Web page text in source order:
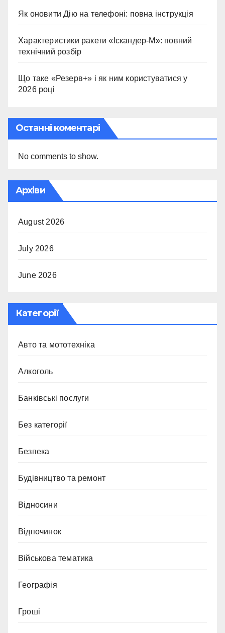
Як оновити Дію на телефоні: повна інструкція
Характеристики ракети «Іскандер-М»: повний
технічний розбір
Що таке «Резерв+» і як ним користуватися у
2026 році
Останні коментарі
No comments to show.
Архіви
August 2026
July 2026
June 2026
Категорії
Авто та мототехніка
Алкоголь
Банківські послуги
Без категорії
Безпека
Будівництво та ремонт
Відносини
Відпочинок
Військова тематика
Географія
Гроші